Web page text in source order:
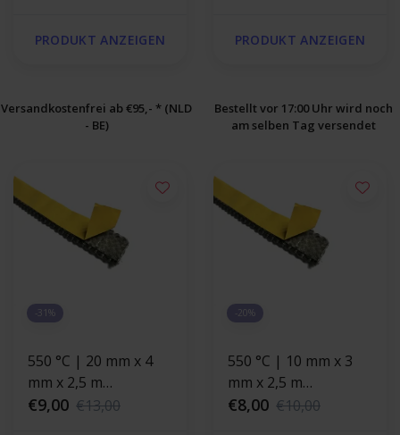
PRODUKT ANZEIGEN PRODUKT ANZEIGEN
Versandkostenfrei ab €95,- * (NLD
- BE)
Bestellt vor 17:00 Uhr wird noch
am selben Tag versendet
-31%
550 °C | 20 mm x 4
mm x 2,5 m
Hitzebeständige
€9,00 €13,00
-20%
550 °C | 10 mm x 3
mm x 2,5 m
Hitzebeständige
€8,00 €10,00